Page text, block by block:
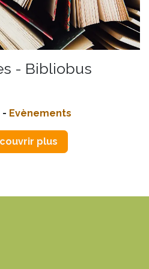
- Bibliobus
- Evènements
plus